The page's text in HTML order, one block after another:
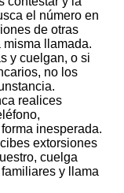
el número en
de otras
llamada.
y cuelgan, o si
no los
realices
inesperada.
extorsiones
cuelga
y llama